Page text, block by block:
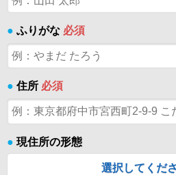
● ふりがな 必須
● 住所 必須
● 現住所の形態
選択してくだ